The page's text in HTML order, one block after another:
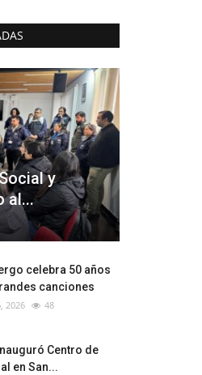
y
al...
celebra 50 años
canciones
2026 48
Centro de
en San...